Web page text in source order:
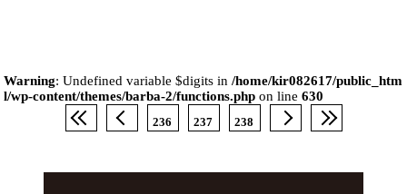
Warning: Undefined variable $digits in/home/kir082617/public_htm
l/wp-content/themes/barba-2/functions.php on line630
236 237 238